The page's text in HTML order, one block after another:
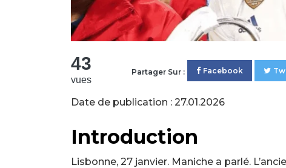
43
vues
Partager Sur : Facebook
Date de publication : 27.01.2026
Introduction
Lisbonne, 27 janvier. Maniche a parlé.